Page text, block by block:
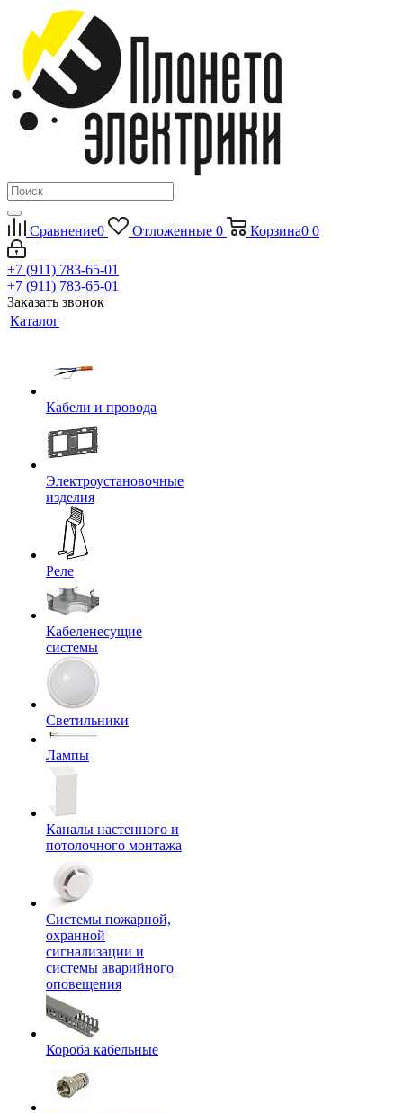
Сравнение0 Отложенные 0 Корзина0 0
+7 (911) 783-65-01
+7 (911) 783-65-01
Заказать звонок
Каталог
Кабели и провода
Электроустановочные
изделия
Реле
Кабеленесущие
системы
Светильники
Лампы
Каналы настенного и
потолочного монтажа
Системы пожарной,
охранной
сигнализации и
системы аварийного
оповещения
Короба кабельные